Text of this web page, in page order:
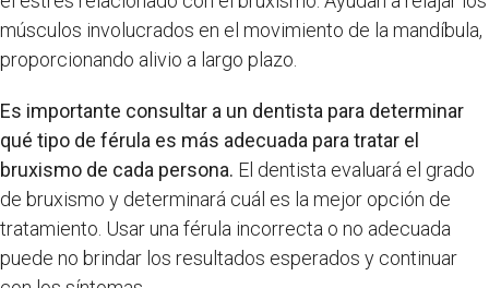
músculos involucrados en el movimiento de la mandíbula,
proporcionando alivio a largo plazo.
Es importante consultar a un dentista para determinar
qué tipo de férula es más adecuada para tratar el
bruxismo de cada persona. El dentista evaluará el grado
de bruxismo y determinará cuál es la mejor opción de
tratamiento. Usar una férula incorrecta o no adecuada
puede no brindar los resultados esperados y continuar